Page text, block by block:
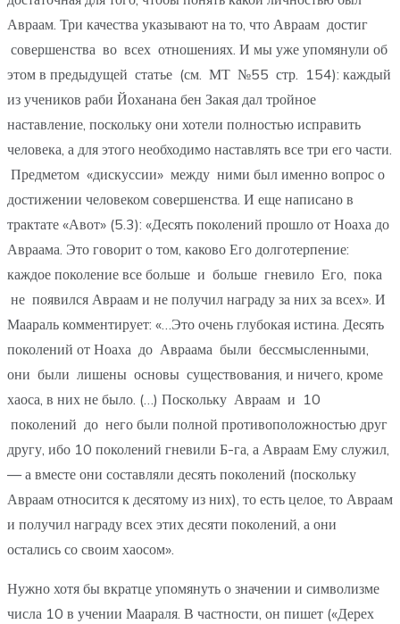
Авраам. Три качества указывают на то, что Авраам достиг
совершенства во всех отношениях. И мы уже упомянули об
этом в предыдущей статье (см. МТ №55 стр. 154): каждый
из учеников раби Йоханана бен Закая дал тройное
наставление, поскольку они хотели полностью исправить
человека, а для этого необходимо наставлять все три его части.
Предметом «дискуссии» между ними был именно вопрос о
достижении человеком совершенства. И еще написано в
трактате «Авот» (5.3): «Десять поколений прошло от Ноаха до
Авраама. Это говорит о том, каково Его долготерпение:
каждое поколение все больше и больше гневило Его, пока
не появился Авраам и не получил награду за них за всех». И
Маараль комментирует: «…Это очень глубокая истина. Десять
поколений от Ноаха до Авраама были бессмысленными,
они были лишены основы существования, и ничего, кроме
хаоса, в них не было. (…) Поскольку Авраам и 10
поколений до него были полной противоположностью друг
другу, ибо 10 поколений гневили Б-га, а Авраам Ему служил,
— а вместе они составляли десять поколений (поскольку
Авраам относится к десятому из них), то есть целое, то Авраам
и получил награду всех этих десяти поколений, а они
остались со своим хаосом».
Нужно хотя бы вкратце упомянуть о значении и символизме
числа 10 в учении Маараля. В частности, он пишет («Дерех